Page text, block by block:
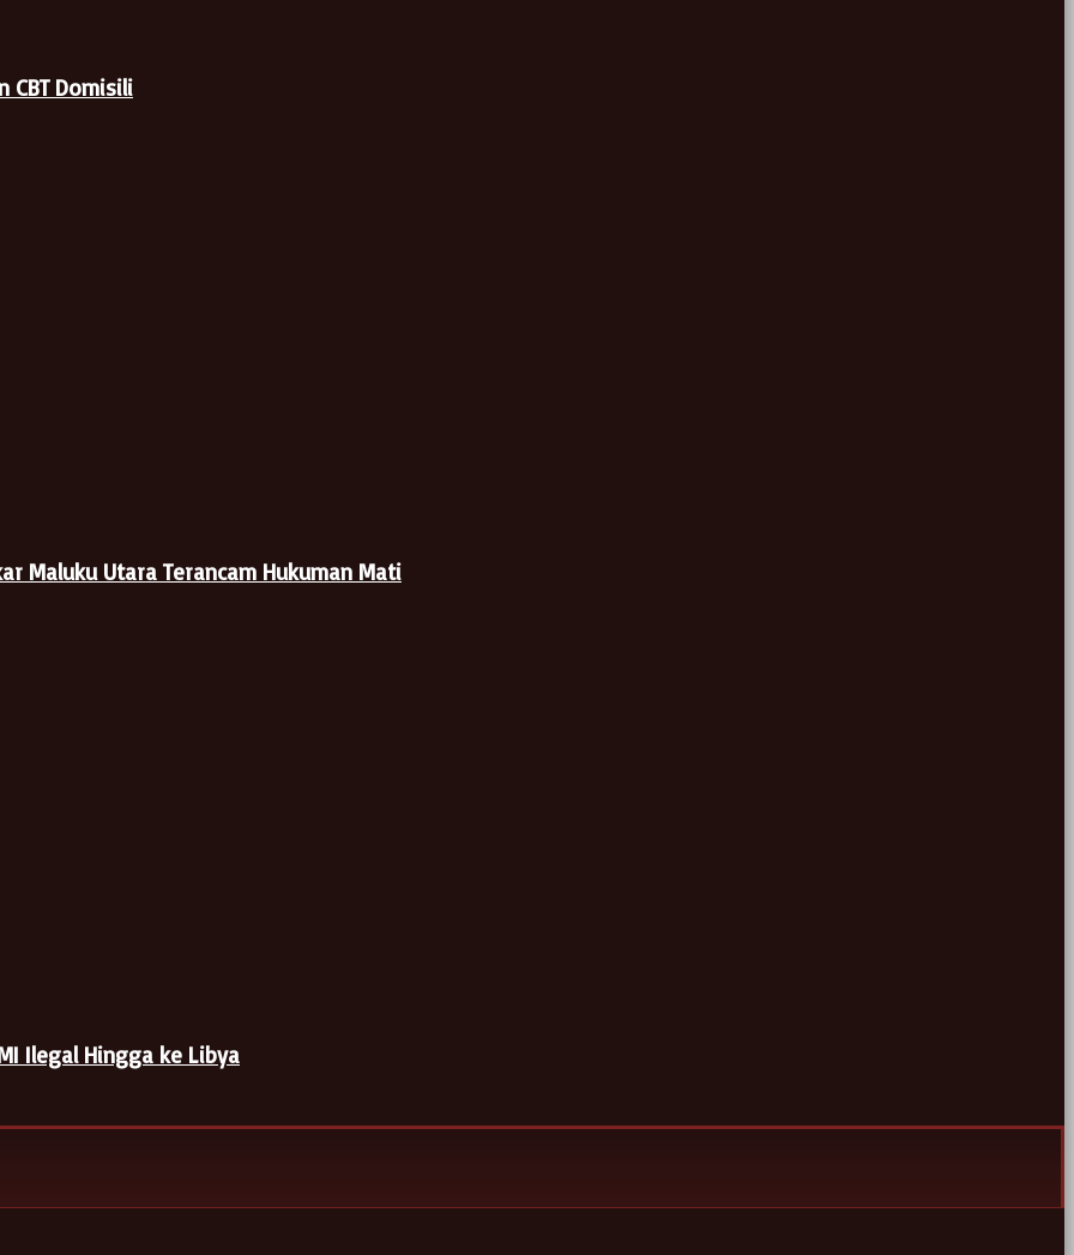
CBT Domisili
Maluku Utara Terancam Hukuman Mati
Ilegal Hingga ke Libya